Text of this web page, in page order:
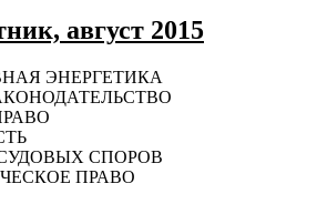
август 2015
ЭНЕРГЕТИКА
СПОРОВ
ПРАВО